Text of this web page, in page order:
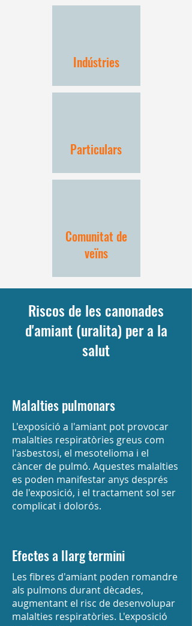
Indústries
Particulars
Comunitat de
veïns
Riscos de les canonades
d'amiant (uralita) per a la
salut
Malalties pulmonars
L'exposició a l'amiant pot provocar
malalties respiratòries greus com
l'asbestosi, el mesotelioma i el
càncer de pulmó. Aquestes malalties
es poden manifestar anys després
de l'exposició, i el tractament sol ser
complicat i dolorós.
Efectes a llarg termini
Les fibres d'amiant poden romandre
als pulmons durant dècades,
augmentant el risc de desenvolupar
malalties respiratòries. L'exposició